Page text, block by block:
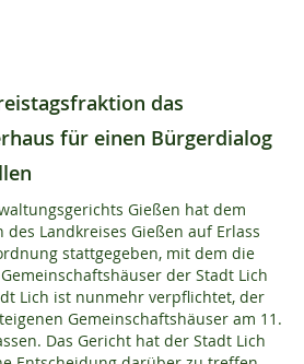
das
für einen Bürgerdialog
Gießen hat dem
Landkreises Gießen auf Erlass
stattgegeben, mit dem die
der Stadt Lich
Lich ist nunmehr verpflichtet, der
Gemeinschaftshäuser am 11.
Das Gericht hat der Stadt Lich